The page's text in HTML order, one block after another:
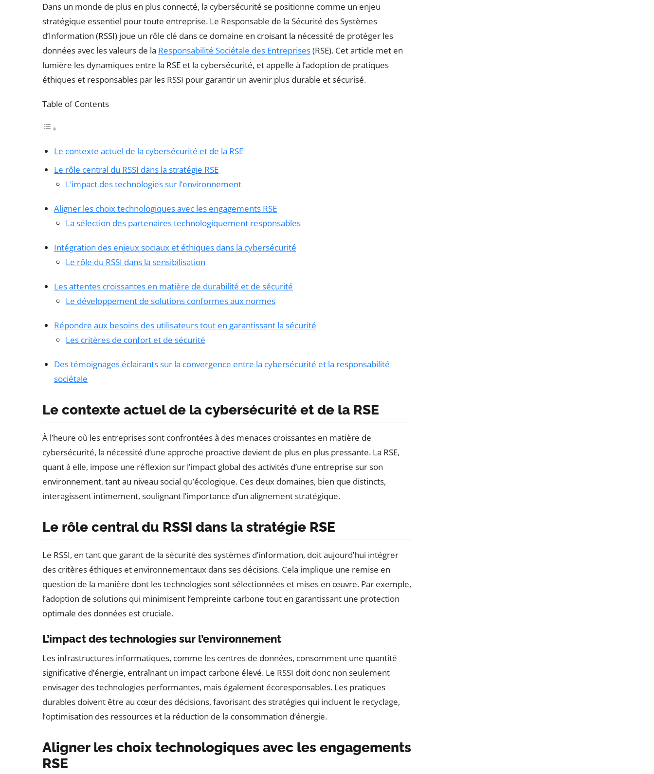
Dans un monde de plus en plus connecté, la cybersécurité se positionne comme un enjeu
stratégique essentiel pour toute entreprise. Le Responsable de la Sécurité des Systèmes
d’Information (RSSI) joue un rôle clé dans ce domaine en croisant la nécessité de protéger les
données avec les valeurs de la Responsabilité Sociétale des Entreprises(RSE). Cet article met en
lumière les dynamiques entre la RSE et la cybersécurité, et appelle à l’adoption de pratiques
éthiques et responsables par les RSSI pour garantir un avenir plus durable et sécurisé.
Table of Contents
Le contexte actuel de la cybersécurité et de la RSE
Le rôle central du RSSI dans la stratégie RSE
L’impact des technologies sur l’environnement
Aligner les choix technologiques avec les engagements RSE
La sélection des partenaires technologiquement responsables
Intégration des enjeux sociaux et éthiques dans la cybersécurité
Le rôle du RSSI dans la sensibilisation
Les attentes croissantes en matière de durabilité et de sécurité
Le développement de solutions conformes aux normes
Répondre aux besoins des utilisateurs tout en garantissant la sécurité
Les critères de confort et de sécurité
Des témoignages éclairants sur la convergence entre la cybersécurité et la responsabilité
sociétale
Le contexte actuel de la cybersécurité et de la RSE
À l’heure où les entreprises sont confrontées à des menaces croissantes en matière de
cybersécurité, la nécessité d’une approche proactive devient de plus en plus pressante. La RSE,
quant à elle, impose une réflexion sur l’impact global des activités d’une entreprise sur son
environnement, tant au niveau social qu’écologique. Ces deux domaines, bien que distincts,
interagissent intimement, soulignant l’importance d’un alignement stratégique.
Le rôle central du RSSI dans la stratégie RSE
Le RSSI, en tant que garant de la sécurité des systèmes d’information, doit aujourd’hui intégrer
des critères éthiques et environnementaux dans ses décisions. Cela implique une remise en
question de la manière dont les technologies sont sélectionnées et mises en œuvre. Par exemple,
l’adoption de solutions qui minimisent l’empreinte carbone tout en garantissant une protection
optimale des données est cruciale.
L’impact des technologies sur l’environnement
Les infrastructures informatiques, comme les centres de données, consomment une quantité
significative d’énergie, entraînant un impact carbone élevé. Le RSSI doit donc non seulement
envisager des technologies performantes, mais également écoresponsables. Les pratiques
durables doivent être au cœur des décisions, favorisant des stratégies qui incluent le recyclage,
l’optimisation des ressources et la réduction de la consommation d’énergie.
Aligner les choix technologiques avec les engagements
RSE